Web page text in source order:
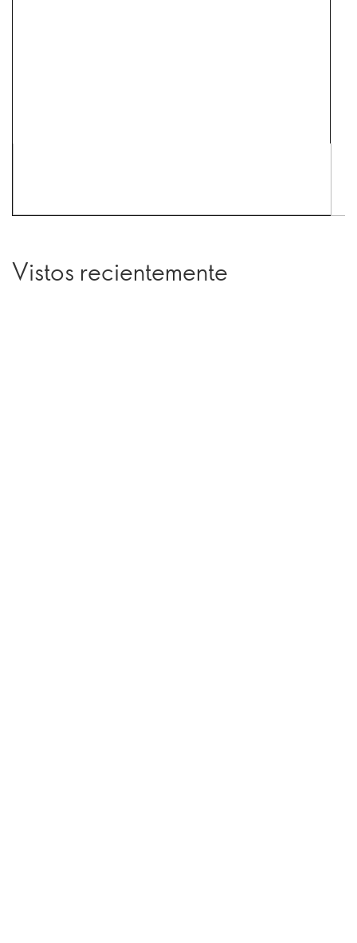
Vistos recientemente